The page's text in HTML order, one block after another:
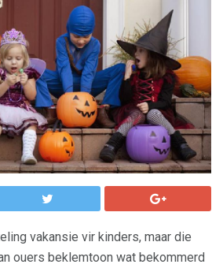
vakansie vir kinders, maar die
ouers beklemtoon wat bekommerd